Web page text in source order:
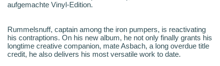
aufgemachte Vinyl-Edition.
Rummelsnuff, captain among the iron pumpers, is reactivating
his contraptions. On his new album, he not only finally grants his
longtime creative companion, mate Asbach, a long overdue title
credit, he also delivers his most versatile work to date.